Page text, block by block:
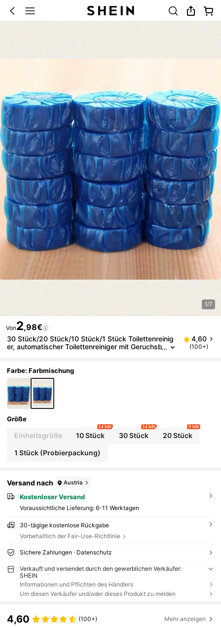
1/7
Von2,98€
30 Stück/20 Stück/10 Stück/1 Stück Toilettenreinig
er, automatischer Toilettenreiniger mit Geruchsb
cher Freisetzungstechnologie hartnäckige Flecken
entfernen
4,60
(100+)
Farbe: Farbmischung
Größe
Einheitsgröße 10 Stück
14 left
30 Stück
14 left
20 Stück
9 left
1 Stück (Probierpackung)
Versand nach Austria
Kostenloser Versand
Voraussichtliche Lieferung: 6-11 Werktagen
30-tägige kostenlose Rückgabe
Vorbehaltlich der Fair-Use-Richtlinie
Sichere Zahlungen · Datenschutz
Verkauft und versendet durch den gewerblichen Verkäufer:
SHEIN
Informationen und Pflichten des Händlers
Um diesen Verkäufer und/oder dieses Produkt zu melden
4,60 (100+) Mehr anzeigen